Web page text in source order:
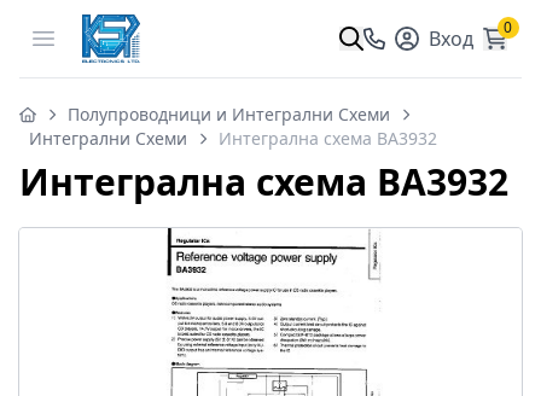
Open menu Вход 0
Полупроводници и Интегрални Схеми
Интегрални Схеми
Интегрална схема BA3932
Интегрална схема BA3932